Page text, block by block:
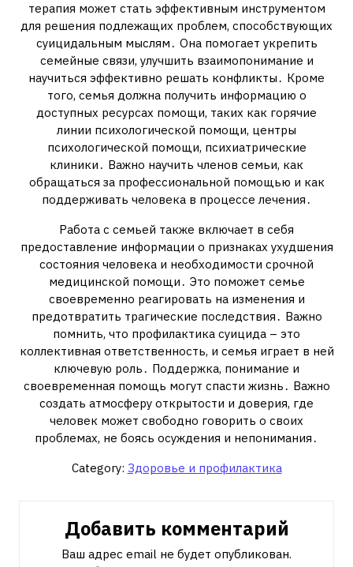
терапия может стать эффективным инструментом
для решения подлежащих проблем, способствующих
суицидальным мыслям․ Она помогает укрепить
семейные связи, улучшить взаимопонимание и
научиться эффективно решать конфликты․ Кроме
того, семья должна получить информацию о
доступных ресурсах помощи, таких как горячие
линии психологической помощи, центры
психологической помощи, психиатрические
клиники․ Важно научить членов семьи, как
обращаться за профессиональной помощью и как
поддерживать человека в процессе лечения․
Работа с семьей также включает в себя
предоставление информации о признаках ухудшения
состояния человека и необходимости срочной
медицинской помощи․ Это поможет семье
своевременно реагировать на изменения и
предотвратить трагические последствия․ Важно
помнить, что профилактика суицида – это
коллективная ответственность, и семья играет в ней
ключевую роль․ Поддержка, понимание и
своевременная помощь могут спасти жизнь․ Важно
создать атмосферу открытости и доверия, где
человек может свободно говорить о своих
проблемах, не боясь осуждения и непонимания․
Category: Здоровье и профилактика
Добавить комментарий
Ваш адрес email не будет опубликован.